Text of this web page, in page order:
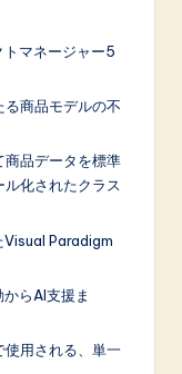
トマネージャー5
る商品モデルの不
商品データを標準
化されたクラス
Visual Paradigm
らAI支援ま
使用される、単一